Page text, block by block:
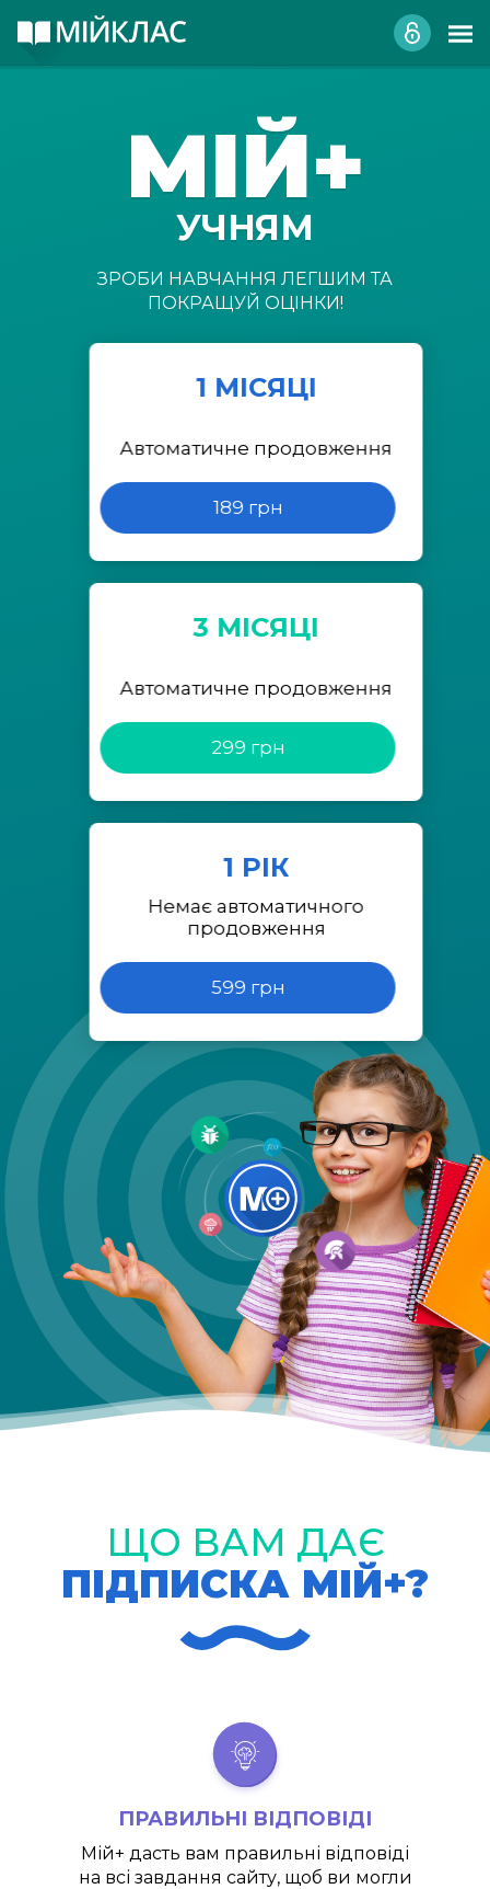
МІЙ+
УЧНЯМ
ЗРОБИ НАВЧАННЯ ЛЕГШИМ ТА
ПОКРАЩУЙ ОЦІНКИ!
1 МІСЯЦІ
Автоматичне продовження
189 грн
3 МІСЯЦІ
Автоматичне продовження
299 грн
1 РІК
Немає автоматичного
продовження
599 грн
ЩО ВАМ ДАЄ
ПІДПИСКА МІЙ+?
ПРАВИЛЬНІ ВІДПОВІДІ
Мій+ дасть вам правильні відповіді
на всі завдання сайту, щоб ви могли